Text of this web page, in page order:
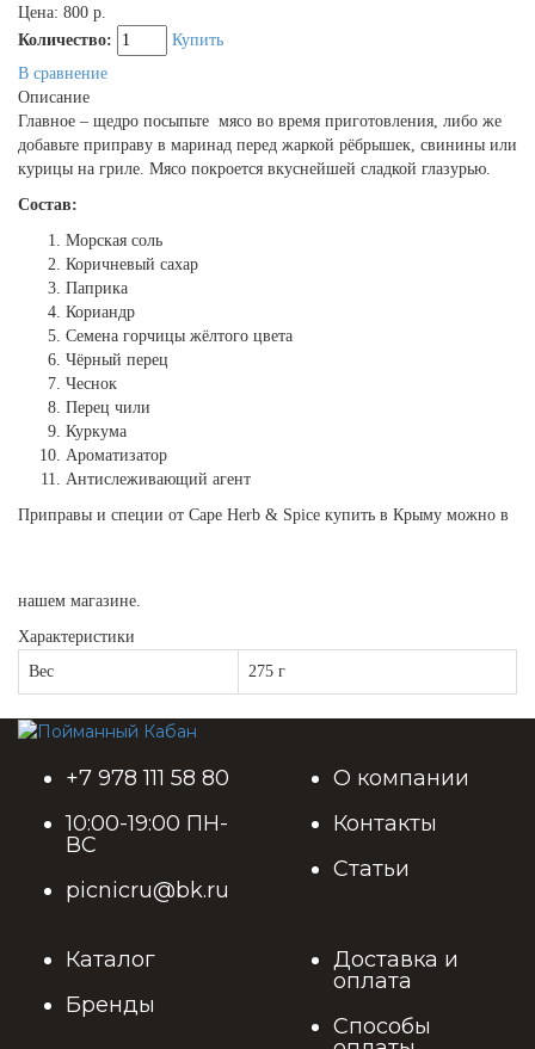
Цена: 800 р.
Количество:
Купить
В сравнение
Описание
Главное – щедро посыпьте мясо во время приготовления, либо же
добавьте приправу в маринад перед жаркой рёбрышек, свинины или
курицы на гриле. Мясо покроется вкуснейшей сладкой глазурью.
Состав:
Морская соль
Коричневый сахар
Паприка
Кориандр
Семена горчицы жёлтого цвета
Чёрный перец
Чеснок
Перец чили
Куркума
Ароматизатор
Антислеживающий агент
Приправы и специи от Cape Herb & Spice купить в Крыму можно в
нашем магазине.
Характеристики
Вес
275 г
+7 978 111 58 80
10:00-19:00 ПН-
ВС
picnicru@bk.ru
О компании
Контакты
Статьи
Каталог
Бренды
Доставка и
оплата
Способы